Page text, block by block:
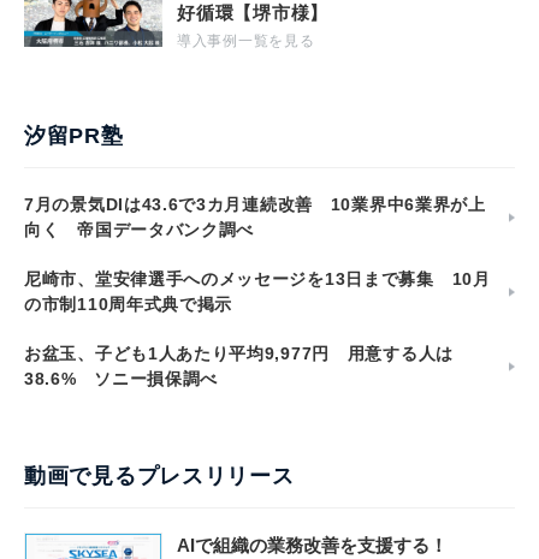
好循環【堺市様】
導入事例一覧を見る
汐留PR塾
7月の景気DIは43.6で3カ月連続改善 10業界中6業界が上
向く 帝国データバンク調べ
尼崎市、堂安律選手へのメッセージを13日まで募集 10月
の市制110周年式典で掲示
お盆玉、子ども1人あたり平均9,977円 用意する人は
38.6% ソニー損保調べ
動画で見るプレスリリース
AIで組織の業務改善を支援する！